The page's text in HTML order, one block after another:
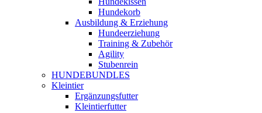
Hundekorb
Ausbildung & Erziehung
Hundeerziehung
Training & Zubehör
Agility
Stubenrein
HUNDEBUNDLES
Kleintier
Ergänzungsfutter
Kleintierfutter